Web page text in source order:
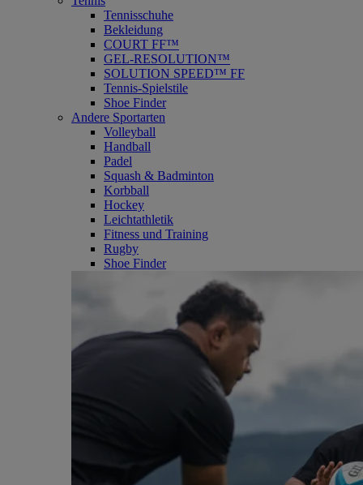
Tennisschuhe
Bekleidung
COURT FF™
GEL-RESOLUTION™
SOLUTION SPEED™ FF
Tennis-Spielstile
Shoe Finder
Andere Sportarten
Volleyball
Handball
Padel
Squash & Badminton
Korbball
Hockey
Leichtathletik
Fitness und Training
Rugby
Shoe Finder